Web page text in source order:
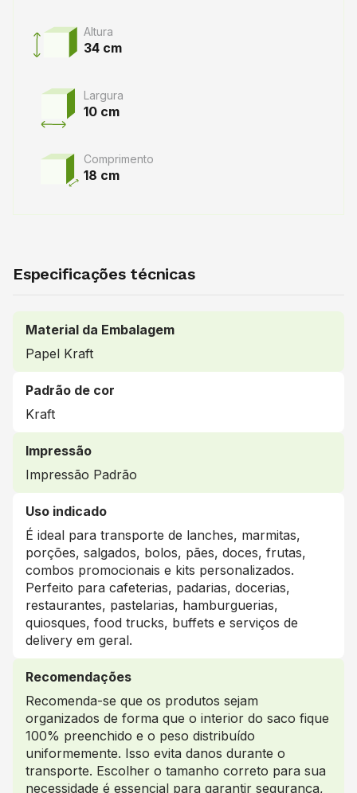
Altura
34 cm
Largura
10 cm
Comprimento
18 cm
Especificações técnicas
Material da Embalagem
Papel Kraft
Padrão de cor
Kraft
Impressão
Impressão Padrão
Uso indicado
É ideal para transporte de lanches, marmitas,
porções, salgados, bolos, pães, doces, frutas,
combos promocionais e kits personalizados.
Perfeito para cafeterias, padarias, docerias,
restaurantes, pastelarias, hamburguerias,
quiosques, food trucks, buffets e serviços de
delivery em geral.
Recomendações
Recomenda-se que os produtos sejam
organizados de forma que o interior do saco fique
100% preenchido e o peso distribuído
uniformemente. Isso evita danos durante o
transporte. Escolher o tamanho correto para sua
necessidade é essencial para garantir segurança,